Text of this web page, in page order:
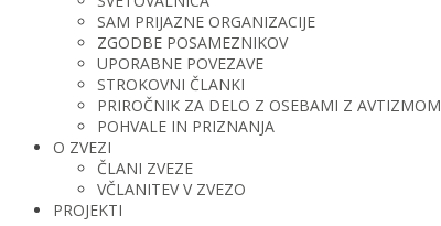
SAM PRIJAZNE ORGANIZACIJE
ZGODBE POSAMEZNIKOV
UPORABNE POVEZAVE
STROKOVNI ČLANKI
PRIROČNIK ZA DELO Z OSEBAMI Z AVTIZMOM
POHVALE IN PRIZNANJA
O ZVEZI
ČLANI ZVEZE
VČLANITEV V ZVEZO
PROJEKTI